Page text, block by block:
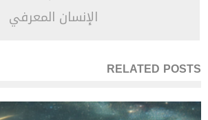
الإنسان المعرفي
RELATED POSTS